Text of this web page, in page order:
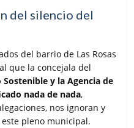
del silencio del
del barrio de Las Rosas
que la concejala del
Sostenible y la Agencia de
nada de nada,
nos ignoran y
pleno municipal.